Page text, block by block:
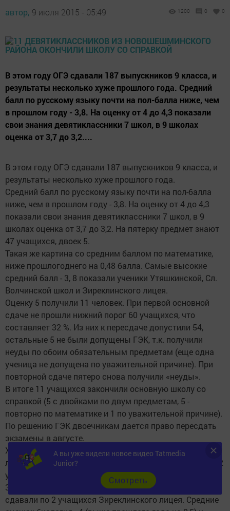
автор, 9 июля 2015 - 05:49 1200 0 0
В этом году ОГЭ сдавали 187 выпускников 9 класса, и
результаты несколько хуже прошлого года. Средний
балл по русскому языку почти на пол-балла ниже, чем
в прошлом году - 3,8. На оценку от 4 до 4,3 показали
свои знания девятиклассники 7 школ, в 9 школах
оценка от 3,7 до 3,2....
В этом году ОГЭ сдавали 187 выпускников 9 класса, и
результаты несколько хуже прошлого года.
Средний балл по русскому языку почти на пол-балла
ниже, чем в прошлом году - 3,8. На оценку от 4 до 4,3
показали свои знания девятиклассники 7 школ, в 9
школах оценка от 3,7 до 3,2. На пятерку предмет знают
47 учащихся, двоек 5.
Такая же картина со средним баллом по математике,
ниже прошлогоднего на 0,48 балла. Самые высокие
средний балл - 3, 8 показали ученики Утяшкинской, Сл.
Волчинской школ и Зиреклинского лицея.
Оценку 5 получили 11 человек. При первой основной
сдаче не прошли нижний порог 60 учащихся, что
составляет 32 %. Из них к пересдаче допустили 54,
остальные 5 не были допущены ГЭК, т.к. получили
неуды по обоим обязательным предметам (еще одна
ученица не допущена по уважительной причине). При
повторной сдаче пятеро снова получили «неуды».
В итоге 11 учащихся закончили основную школу со
справкой (5 с двойками по двум предметам, 5 -
повторно по математике и 1 по уважительной причине).
По решению ГЭК двоечникам дается право пересдать
экзамены в августе.
Химию сдавали 5 девятиклассников Зиреклинского
лицея (средняя оценка - 4,2 балла), обществознание - 12
учащихся Новошешминской гимназии (средняя оценка
3,7), один из них получил двойку. Физику и биологию
сдавали по 2 учащихся Зиреклинского лицея. Средние
А вы уже видели новое видео Tatmedia
Junior?
Cмотреть